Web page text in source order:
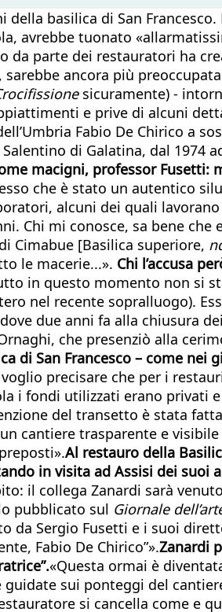
della basilica di San
avrebbe tuonato
parte dei restauratori ha
ancora più
sicuramente) -
e prive di alcuni
Fabio De Chirico a
di Galatina, dal
macigni, professor Fusetti:
che è stato un autentico
alcuni dei quali
Chi mi conosce, sa bene
Cimabue [Basilica superiore,
le macerie...». Chi l’accusa
in questo momento non si
nel recente sopralluogo).
due anni fa alla chiusura
che presenziò alla
di San Francesco – come
precisare che per i
i fondi utilizzati erano privati
del transetto è stata
cantiere trasparente e
Al restauro della
in visita ad Assisi dei
il collega Zanardi sarà
pubblicato sul Giornale
da Sergio Fusetti e i suoi
Fabio De Chirico”».Zanardi
«Questa ormai è
sui ponteggi del
si cancella come e